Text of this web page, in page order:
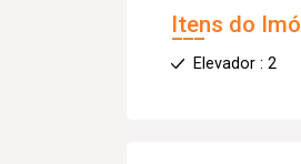
Itens do
Elevador : 2